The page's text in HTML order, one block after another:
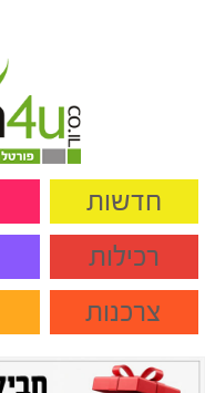
חדשות
רכילות
צרכנות